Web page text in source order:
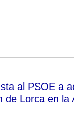
al PSOE a
de Lorca en la